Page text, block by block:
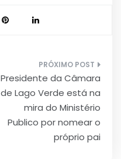
Presidente da Câmara
de Lago Verde está na
mira do Ministério
Publico por nomear o
próprio pai